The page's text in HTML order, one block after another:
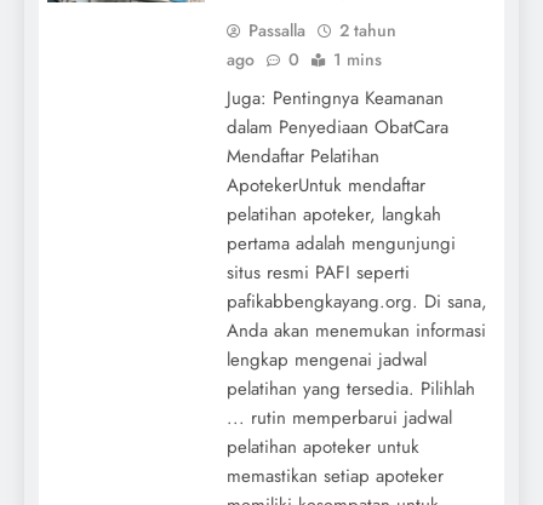
Passalla
2 tahun
ago
0 1 mins
Juga: Pentingnya Keamanan
dalam Penyediaan ObatCara
Mendaftar Pelatihan
ApotekerUntuk mendaftar
pelatihan apoteker, langkah
pertama adalah mengunjungi
situs resmi PAFI seperti
pafikabbengkayang.org. Di sana,
Anda akan menemukan informasi
lengkap mengenai jadwal
pelatihan yang tersedia. Pilihlah
... rutin memperbarui jadwal
pelatihan apoteker untuk
memastikan setiap apoteker